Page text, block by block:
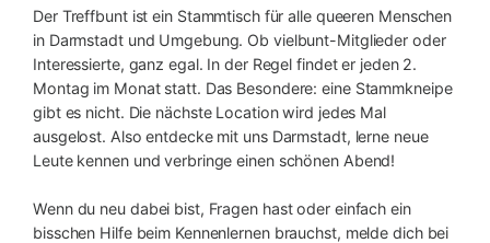
Der Treffbunt ist ein Stammtisch für alle queeren Menschen
in Darmstadt und Umgebung. Ob vielbunt-Mitglieder oder
Interessierte, ganz egal. In der Regel findet er jeden 2.
Montag im Monat statt. Das Besondere: eine Stammkneipe
gibt es nicht. Die nächste Location wird jedes Mal
ausgelost. Also entdecke mit uns Darmstadt, lerne neue
Leute kennen und verbringe einen schönen Abend!
Wenn du neu dabei bist, Fragen hast oder einfach ein
bisschen Hilfe beim Kennenlernen brauchst, melde dich bei